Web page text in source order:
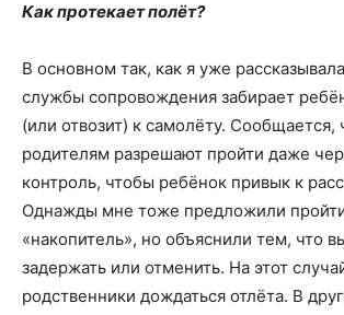
Как протекает полёт?
В основном так, как я уже
службы сопровождения забирает
(или отвозит) к самолёту. Сообщается,
родителям разрешают пройти даже
контроль, чтобы ребёнок привык к
Однажды мне тоже предложили
«накопитель», но объяснили тем, что
задержать или отменить. На этот
родственники дождаться отлёта. В